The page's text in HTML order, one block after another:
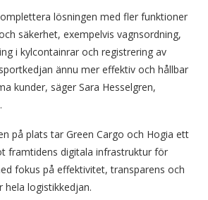
lösningen med fler funktioner
säkerhet, exempelvis vagnsordning,
i kylcontainrar och registrering av
ännu mer effektiv och hållbar
kunder, säger Sara Hesselgren,
på plats tar Green Cargo och Hogia ett
framtidens digitala infrastruktur för
fokus på effektivitet, transparens och
hela logistikkedjan.